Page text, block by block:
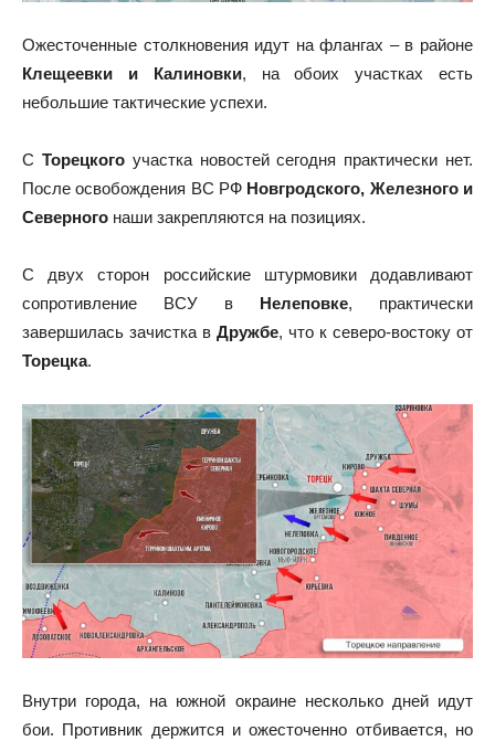
Ожесточенные столкновения идут на флангах – в районе
Клещеевки и Калиновки, на обоих участках есть
небольшие тактические успехи.
С Торецкогоучастка новостей сегодня практически нет.
После освобождения ВС РФ Новгродского, Железного и
Северного наши закрепляются на позициях.
С двух сторон российские штурмовики додавливают
сопротивление ВСУ в Нелеповке, практически
завершилась зачистка в Дружбе, что к северо-востоку от
Торецка.
Внутри города, на южной окраине несколько дней идут
бои. Противник держится и ожесточенно отбивается, но